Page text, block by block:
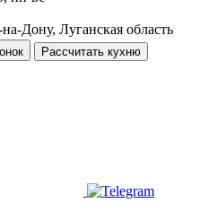
Дону, Луганская область
Рассчитать кухню